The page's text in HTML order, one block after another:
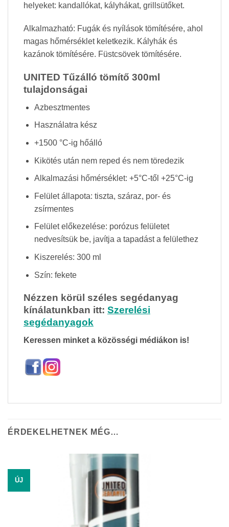
helyeket: kandallókat, kályhákat, grillsütőket.
Alkalmazható: Fugák és nyílások tömítésére, ahol
magas hőmérséklet keletkezik. Kályhák és
kazánok tömítésére. Füstcsövek tömítésére.
UNITED Tűzálló tömítő 300ml
tulajdonságai
Azbesztmentes
Használatra kész
+1500 °C-ig hőálló
Kikötés után nem reped és nem töredezik
Alkalmazási hőmérséklet: +5°C-től +25°C-ig
Felület állapota: tiszta, száraz, por- és
zsírmentes
Felület előkezelése: porózus felületet
nedvesítsük be, javítja a tapadást a felülethez
Kiszerelés: 300 ml
Szín: fekete
Nézzen körül széles segédanyag
kínálatunkban itt: Szerelési
segédanyagok
Keressen minket a közösségi médiákon is!
ÉRDEKELHETNEK MÉG…
ÚJ